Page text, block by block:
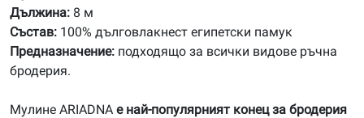
Дължина: 8 м
Състав: 100% дълговлакнест египетски памук
Предназначение: подходящо за всички видове ръчна
бродерия.
Мулине ARIADNA е най-популярният конец за бродерия